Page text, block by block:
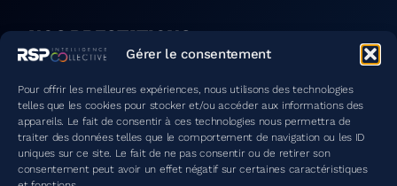
Gérer le consentement
Pour offrir les meilleures expériences, nous utilisons des technologies
telles que les cookies pour stocker et/ou accéder aux informations des
appareils. Le fait de consentir à ces technologies nous permettra de
traiter des données telles que le comportement de navigation ou les ID
uniques sur ce site. Le fait de ne pas consentir ou de retirer son
consentement peut avoir un effet négatif sur certaines caractéristiques
NOS PRESTATIONS
Stratégie & transformation
Marketing & communication
Solutions digitales
QUI SOMMES-NOUS ?